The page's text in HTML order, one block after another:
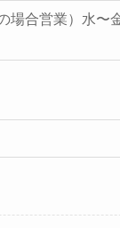
場合営業）水